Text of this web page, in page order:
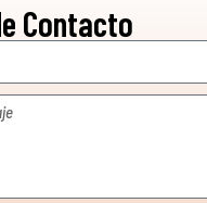
Contacto